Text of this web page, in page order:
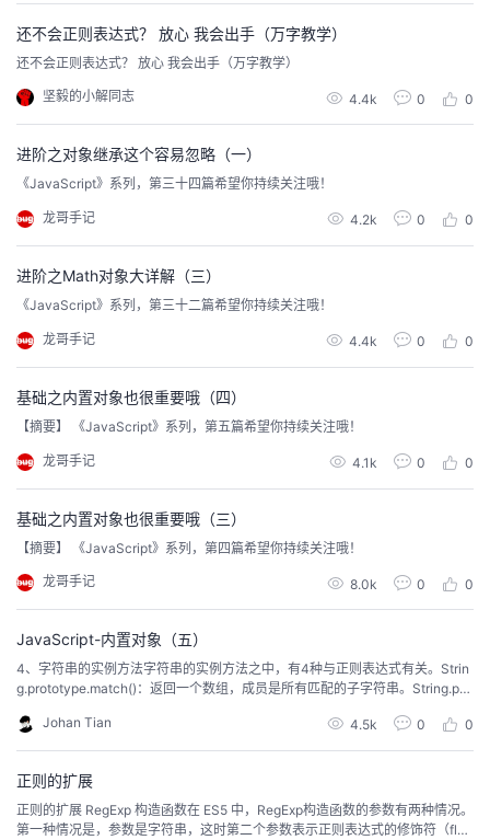
程
认
证
的
实
我
的
藏
支
持
声
建
还不会正则表达式？ 放心 我会出手（万字教学）
还不会正则表达式？ 放心 我会出手（万字教学）
坚毅的小解同志 4.4k 0 0
进阶之对象继承这个容易忽略（一）
《JavaScript》系列，第三十四篇希望你持续关注哦！
龙哥手记 4.2k 0 0
进阶之Math对象大详解（三）
《JavaScript》系列，第三十二篇希望你持续关注哦！
龙哥手记 4.4k 0 0
基础之内置对象也很重要哦（四）
【摘要】 《JavaScript》系列，第五篇希望你持续关注哦！
龙哥手记 4.1k 0 0
基础之内置对象也很重要哦（三）
【摘要】 《JavaScript》系列，第四篇希望你持续关注哦！
龙哥手记 8.0k 0 0
JavaScript-内置对象（五）
4、字符串的实例方法字符串的实例方法之中，有4种与正则表达式有关。Strin
g.prototype.match()：返回一个数组，成员是所有匹配的子字符串。String.pro
开始的位置。String.prototype.replace()：按照给定的正则表达式进行替换，
返回替换后的字符串。String.p...
Johan Tian 4.5k 0 0
正则的扩展
正则的扩展 RegExp 构造函数在 ES5 中，RegExp构造函数的参数有两种情况。
第一种情况是，参数是字符串，这时第二个参数表示正则表达式的修饰符（fla